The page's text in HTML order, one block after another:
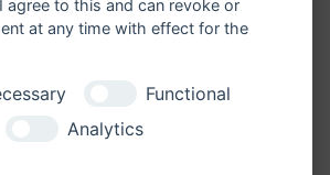
0160 - 2 45 60 68
agree to this and can revoke or
at any time with effect for the
Functional
Analytics